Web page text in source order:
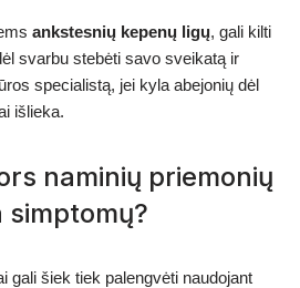
ankstesnių kepenų ligų, gali kilti
svarbu stebėti savo sveikatą ir
specialistą, jei kyla abejonių dėl
išlieka.
naminių priemonių
simptomų?
gali šiek tiek palengvėti naudojant